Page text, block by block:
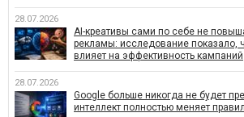
28.07.2026
AI-креативы сами по себе не
рекламы: исследование показало,
влияет на эффективность кампаний
28.07.2026
Google больше никогда не будет
интеллект полностью меняет